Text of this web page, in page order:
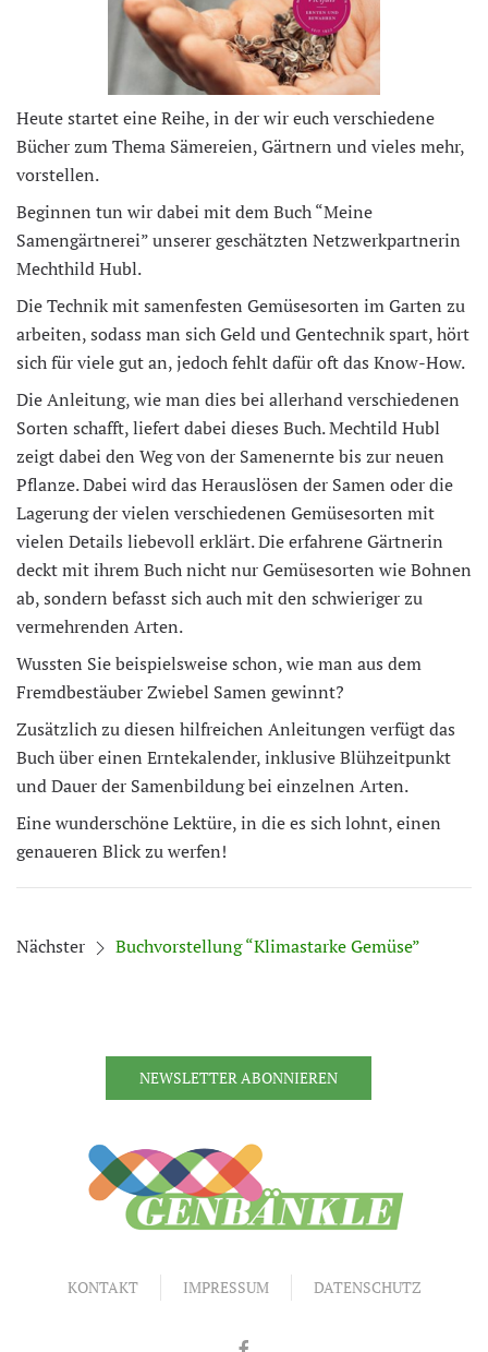
Heute startet eine Reihe, in der wir euch verschiedene
Bücher zum Thema Sämereien, Gärtnern und vieles mehr,
vorstellen.
Beginnen tun wir dabei mit dem Buch “Meine
Samengärtnerei” unserer geschätzten Netzwerkpartnerin
Mechthild Hubl.
Die Technik mit samenfesten Gemüsesorten im Garten zu
arbeiten, sodass man sich Geld und Gentechnik spart, hört
sich für viele gut an, jedoch fehlt dafür oft das Know-How.
Die Anleitung, wie man dies bei allerhand verschiedenen
Sorten schafft, liefert dabei dieses Buch. Mechtild Hubl
zeigt dabei den Weg von der Samenernte bis zur neuen
Pflanze. Dabei wird das Herauslösen der Samen oder die
Lagerung der vielen verschiedenen Gemüsesorten mit
vielen Details liebevoll erklärt. Die erfahrene Gärtnerin
deckt mit ihrem Buch nicht nur Gemüsesorten wie Bohnen
ab, sondern befasst sich auch mit den schwieriger zu
vermehrenden Arten.
Wussten Sie beispielsweise schon, wie man aus dem
Fremdbestäuber Zwiebel Samen gewinnt?
Zusätzlich zu diesen hilfreichen Anleitungen verfügt das
Buch über einen Erntekalender, inklusive Blühzeitpunkt
und Dauer der Samenbildung bei einzelnen Arten.
Eine wunderschöne Lektüre, in die es sich lohnt, einen
genaueren Blick zu werfen!
Nächster Buchvorstellung “Klimastarke Gemüse”
NEWSLETTER ABONNIEREN
KONTAKT IMPRESSUM DATENSCHUTZ